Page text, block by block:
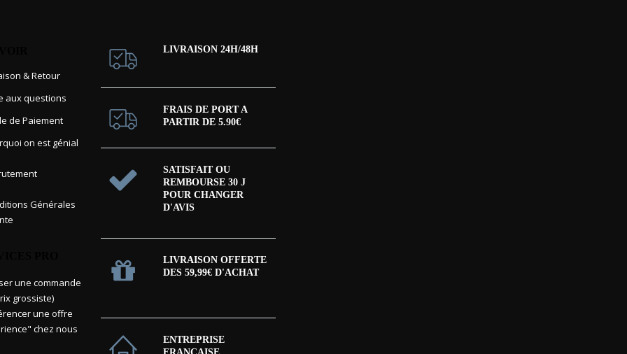
& Retour
aux questions
de Paiement
on est génial
Générales
une commande
grossiste)
une offre
chez nous
LIVRAISON 24H/48H
FRAIS DE PORT A
PARTIR DE 5.90€
SATISFAIT OU
REMBOURSE 30 J
POUR CHANGER
D'AVIS
LIVRAISON OFFERTE
DES 59,99€ D'ACHAT
ENTREPRISE